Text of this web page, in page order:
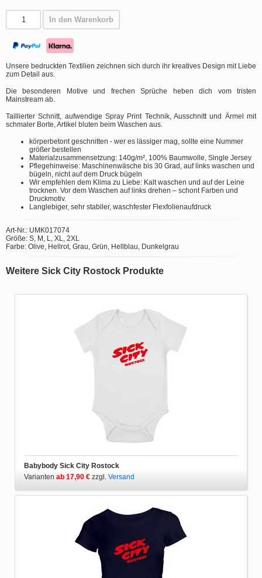
In den Warenkorb
Unsere bedruckten Textilien zeichnen sich durch ihr kreatives Design mit Liebe
zum Detail aus.
Die besonderen Motive und frechen Sprüche heben dich vom tristen
Mainstream ab.
Taillierter Schnitt, aufwendige Spray Print Technik, Ausschnitt und Ärmel mit
schmaler Borte, Artikel bluten beim Waschen aus.
körperbetont geschnitten - wer es lässiger mag, sollte eine Nummer
größer bestellen
Materialzusammensetzung: 140g/m², 100% Baumwolle, Single Jersey
Pflegehinweise: Maschinenwäsche bis 30 Grad, auf links waschen und
bügeln, nicht auf dem Druck bügeln
Wir empfehlen dem Klima zu Liebe: Kalt waschen und auf der Leine
trocknen. Vor dem Waschen auf links drehen – schont Farben und
Druckmotiv.
Langlebiger, sehr stabiler, waschfester Flexfolienaufdruck
Art-Nr.: UMK017074
Größe: S, M, L, XL, 2XL
Farbe: Olive, Hellrot, Grau, Grün, Hellblau, Dunkelgrau
Weitere Sick City Rostock Produkte
Babybody Sick City Rostock
Varianten ab 17,90 € zzgl. Versand